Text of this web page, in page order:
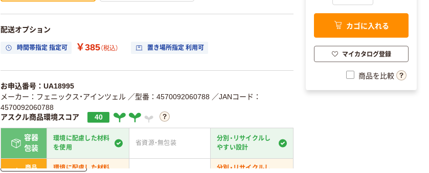
配送オプション
時間帯指定 指定可 ￥385（税込） 置き場所指定 利用可
お申込番号：UA18995
メーカー：フェニックス・アインツェル ／型番：4570092060788 ／JANコード：
4570092060788
アスクル商品環境スコア
40
容器
包装
環境に配慮した材料
を使用
省資源・無包装
分別・リサイクルし
やすい設計
商品
環境に配慮した材料
分別・リサイクルし
詳しく見る
カゴに入れる
マイカタログ登録
商品を比較